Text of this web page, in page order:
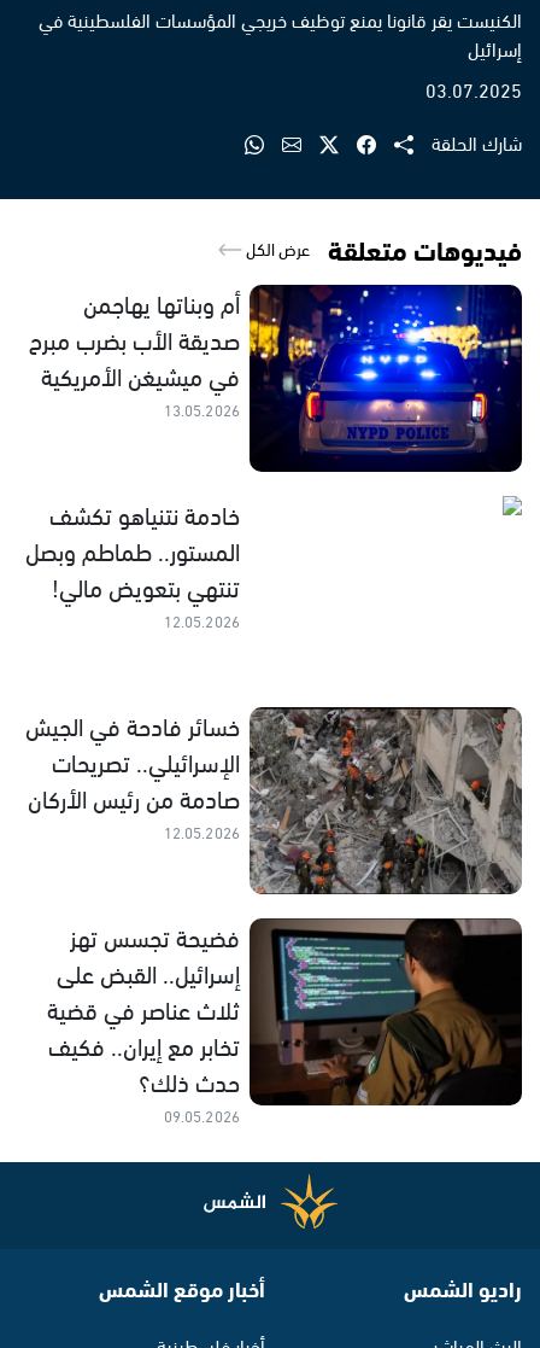
الكنيست يقر قانونا يمنع توظيف خريجي المؤسسات الفلسطينية في
إسرائيل
03.07.2025
شارك الحلقة
فيديوهات متعلقة عرض الكل
أم وبناتها يهاجمن
صديقة الأب بضرب مبرح
في ميشيغن الأمريكية
13.05.2026
خادمة نتنياهو تكشف
المستور.. طماطم وبصل
تنتهي بتعويض مالي!
12.05.2026
خسائر فادحة في الجيش
الإسرائيلي.. تصريحات
صادمة من رئيس الأركان
12.05.2026
فضيحة تجسس تهز
إسرائيل.. القبض على
ثلاث عناصر في قضية
تخابر مع إيران.. فكيف
حدث ذلك؟
09.05.2026
راديو الشمس أخبار موقع الشمس